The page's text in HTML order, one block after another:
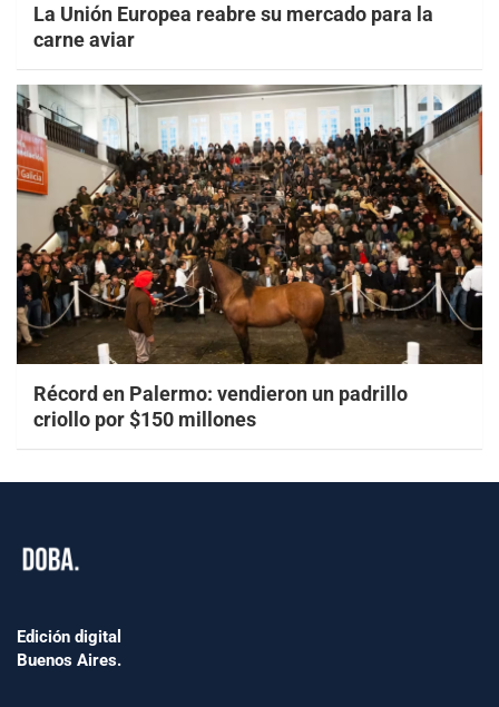
La Unión Europea reabre su mercado para la
carne aviar
Récord en Palermo: vendieron un padrillo
criollo por $150 millones
Edición digital
Buenos Aires.